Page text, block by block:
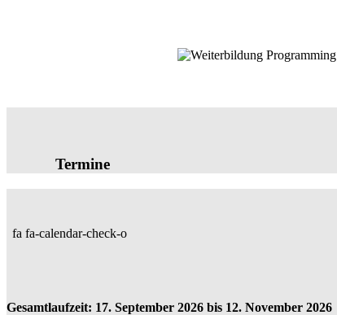
Termine
fa fa-calendar-check-o
Gesamtlaufzeit: 17. September 2026 bis 12. November 2026